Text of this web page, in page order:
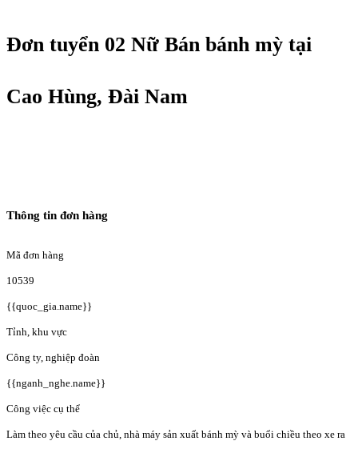
Đơn tuyển 02 Nữ Bán bánh mỳ tại
Cao Hùng, Đài Nam
Thông tin đơn hàng
Mã đơn hàng
10539
{{quoc_gia.name}}
Tỉnh, khu vực
Công ty, nghiệp đoàn
{{nganh_nghe.name}}
Công việc cụ thể
Làm theo yêu cầu của chủ, nhà máy sản xuất bánh mỳ và buổi chiều theo xe ra